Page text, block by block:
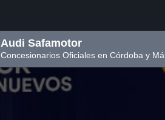
Audi Safamotor
Concesionarios Oficiales en Córdoba y